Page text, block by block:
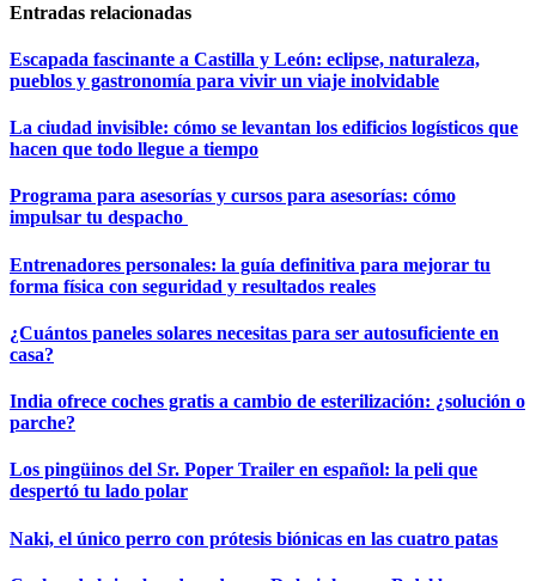
Entradas relacionadas
Escapada fascinante a Castilla y León: eclipse, naturaleza,
pueblos y gastronomía para vivir un viaje inolvidable
La ciudad invisible: cómo se levantan los edificios logísticos que
hacen que todo llegue a tiempo
Programa para asesorías y cursos para asesorías: cómo
impulsar tu despacho
Entrenadores personales: la guía definitiva para mejorar tu
forma física con seguridad y resultados reales
¿Cuántos paneles solares necesitas para ser autosuficiente en
casa?
India ofrece coches gratis a cambio de esterilización: ¿solución o
parche?
Los pingüinos del Sr. Poper Trailer en español: la peli que
despertó tu lado polar
Naki, el único perro con prótesis biónicas en las cuatro patas